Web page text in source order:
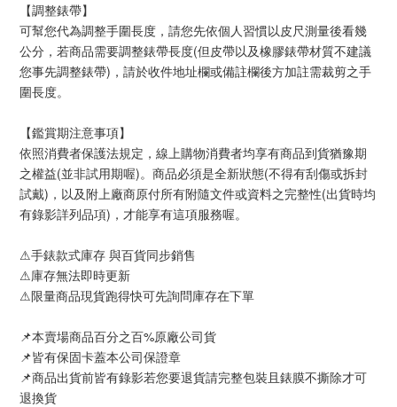
【調整錶帶】
可幫您代為調整手圍長度，請您先依個人習慣以皮尺測量後看幾
公分，若商品需要調整錶帶長度(但皮帶以及橡膠錶帶材質不建議
您事先調整錶帶)，請於收件地址欄或備註欄後方加註需裁剪之手
圍長度。
【鑑賞期注意事項】
依照消費者保護法規定，線上購物消費者均享有商品到貨猶豫期
之權益(並非試用期喔)。商品必須是全新狀態(不得有刮傷或拆封
試戴)，以及附上廠商原付所有附隨文件或資料之完整性(出貨時均
有錄影詳列品項)，才能享有這項服務喔。
⚠手錶款式庫存 與百貨同步銷售
⚠庫存無法即時更新
⚠限量商品現貨跑得快可先詢問庫存在下單
📌本賣場商品百分之百%原廠公司貨
📌皆有保固卡蓋本公司保證章
📌商品出貨前皆有錄影若您要退貨請完整包裝且錶膜不撕除才可
退換貨